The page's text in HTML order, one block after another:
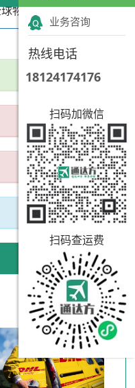
物流之旅。
业务咨询
热线电话
18124174176
扫码加微信
扫码查运费